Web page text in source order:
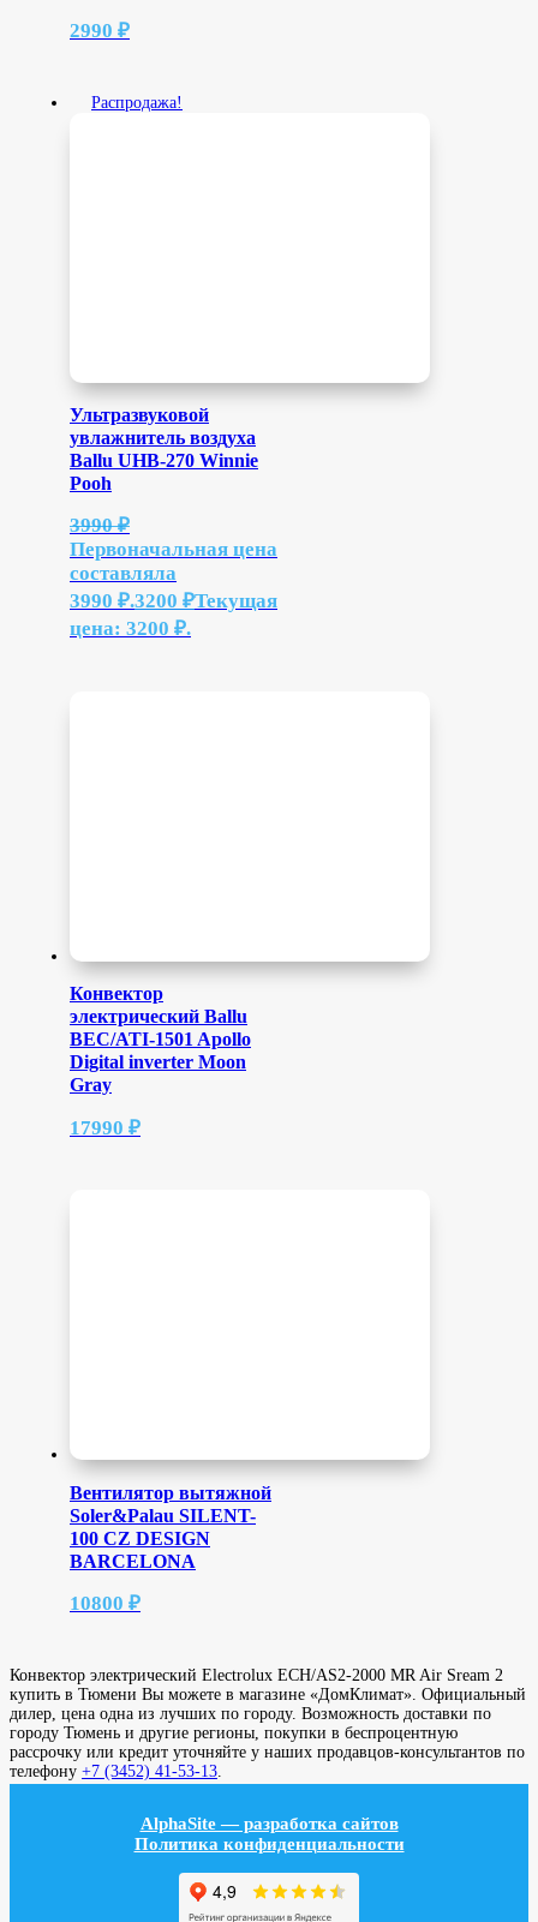
2990 ₽
Распродажа!
Ультразвуковой
увлажнитель воздуха
Ballu UHB-270 Winnie
Pooh
3990₽
Первоначальная цена
составляла
3990 ₽.3200 ₽Текущая
цена: 3200 ₽.
Конвектор
электрический Ballu
BEC/ATI-1501 Apollo
Digital inverter Moon
Gray
17990 ₽
Вентилятор вытяжной
Soler&Palau SILENT-
100 CZ DESIGN
BARCELONA
10800 ₽
Конвектор электрический Electrolux ECH/AS2-2000 MR Air Sream 2
купить в Тюмени Вы можете в магазине «ДомКлимат». Официальный
дилер, цена одна из лучших по городу. Возможность доставки по
городу Тюмень и другие регионы, покупки в беспроцентную
рассрочку или кредит уточняйте у наших продавцов-консультантов по
телефону +7 (3452) 41-53-13
AlphaSite — разработка сайтов
Политика конфиденциальности